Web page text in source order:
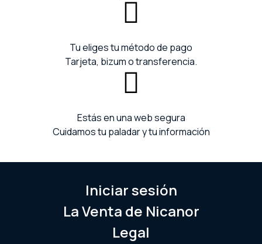
Tu eliges tu método de pago
Tarjeta, bizum o transferencia.
Estás en una web segura
Cuidamos tu paladar y tu información
Iniciar sesión
La Venta de Nicanor
Legal